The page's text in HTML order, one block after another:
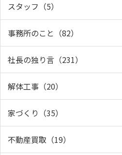
スタッフ（5）
事務所のこと（82）
社長の独り言（231）
解体工事（20）
家づくり（35）
不動産買取（19）